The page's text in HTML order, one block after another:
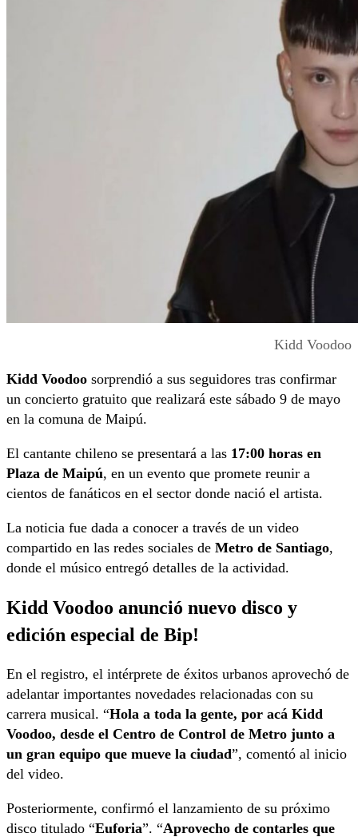
Kidd Voodoo
Kidd Voodoo sorprendió a sus seguidores tras confirmar
un concierto gratuito que realizará este sábado 9 de mayo
en la comuna de Maipú.
El cantante chileno se presentará a las 17:00 horas en
Plaza de Maipú, en un evento que promete reunir a
cientos de fanáticos en el sector donde nació el artista.
La noticia fue dada a conocer a través de un video
compartido en las redes sociales de Metro de Santiago,
donde el músico entregó detalles de la actividad.
Kidd Voodoo anunció nuevo disco y
edición especial de Bip!
En el registro, el intérprete de éxitos urbanos aprovechó de
adelantar importantes novedades relacionadas con su
carrera musical. “Hola a toda la gente, por acá Kidd
Voodoo, desde el Centro de Control de Metro junto a
un gran equipo que mueve la ciudad”, comentó al inicio
del video.
Posteriormente, confirmó el lanzamiento de su próximo
disco titulado “Euforia”. “Aprovecho de contarles que